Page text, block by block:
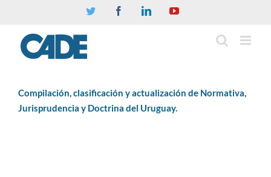
Twitter FacebookLinkedinYouTube
Compilación, clasificación y actualización de Normativa,
Jurisprudencia y Doctrina del Uruguay.